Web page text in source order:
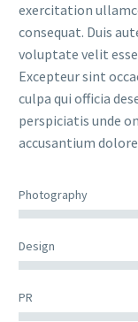
exercitation
consequat. Duis
voluptate velit
Excepteur sint
culpa qui officia
perspiciatis unde
accusantium
Photography
Design
PR